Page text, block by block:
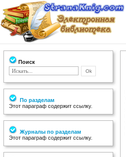
Поиск
По разделам
Этот параграф содержит ссылку.
Журналы по разделам
Этот параграф содержит ссылку.